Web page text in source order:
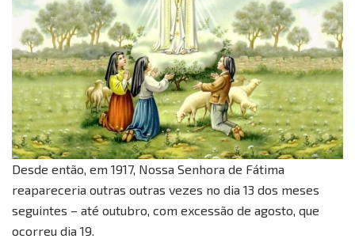
Desde então, em 1917, Nossa Senhora de Fátima
reapareceria outras outras vezes no dia 13 dos meses
seguintes – até outubro, com excessão de agosto, que
ocorreu dia 19.